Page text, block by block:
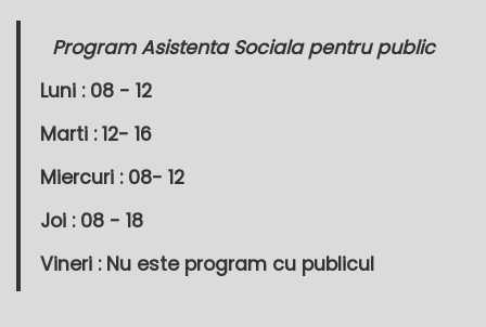
Program Asistenta Sociala pentru public
Luni : 08 - 12
Marti : 12- 16
Miercuri : 08- 12
Joi : 08 - 18
Vineri : Nu este program cu publicul